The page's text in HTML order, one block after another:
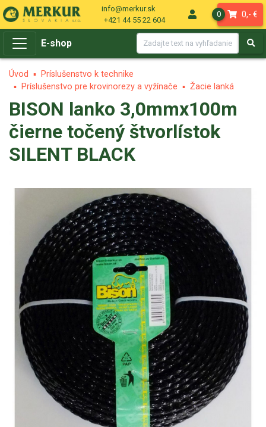
info@merkur.sk
+421 44 55 22 604
0 0,- €
E-shop
Úvod
Príslušenstvo k technike
Príslušenstvo pre krovinorezy a vyžínače
Žacie lanká
BISON lanko 3,0mmx100m
čierne točený štvorlístok
SILENT BLACK